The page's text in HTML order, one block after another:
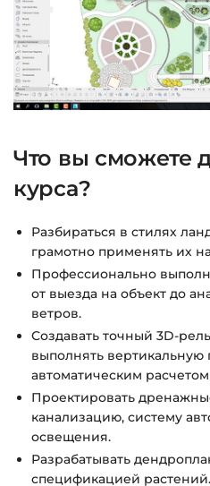
Что вы сможете
курса?
Разбираться в стилях
грамотно применять их
Профессионально
от выезда на объект до
ветров.
Создавать точный 3D-
выполнять вертикальную
автоматическим
Проектировать
канализацию, систему
освещения.
Разрабатывать
спецификацией растений.